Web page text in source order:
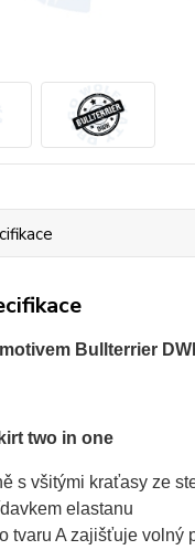
Bullterrier
two in one
s všitými kraťasy ze
elastanu
tvaru A zajišťuje volný